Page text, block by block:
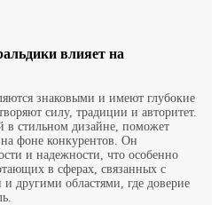
влияет на
знаковыми и имеют глубокие
силу, традиции и авторитет.
в стильном дизайне, поможет
фоне конкурентов. Он
и надежности, что особенно
в сферах, связанных с
другими областями, где доверие